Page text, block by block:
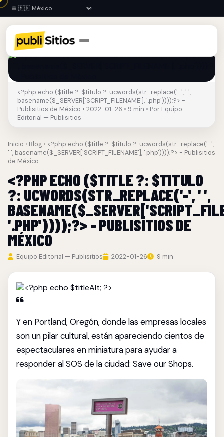
<?php echo ($title ?: $titulo ?: ucwords(str_replace('-', ' ',
basename($_SERVER['SCRIPT_FILENAME'], '.php'))));?> -
Publisitios de México • 2022-01-26 • 9 min • Por Equipo
Editorial — Publisitios
Inicio › Blog › <?php echo ($title ?: $titulo ?: ucwords(str_replace('-',
' ', basename($_SERVER['SCRIPT_FILENAME'], '.php'))));?> - Publisitios
de México
<?PHP ECHO ($TITLE ?: $TITULO
?: UCWORDS(STR_REPLACE('-', ' ',
'.PHP'))));?> - PUBLISITIOS DE
MÉXICO
Equipo Editorial — Publisitios 2022-01-26 9 min
Y en Portland, Oregón, donde las empresas locales
son un pilar cultural, están apareciendo cientos de
espectaculares en miniatura para ayudar a
responder al SOS de la ciudad: Save our Shops.